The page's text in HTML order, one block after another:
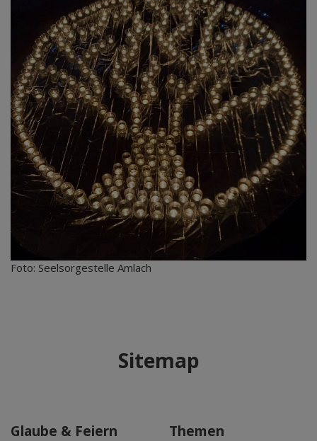
Foto: Seelsorgestelle Amlach
Sitemap
Glaube & Feiern Themen